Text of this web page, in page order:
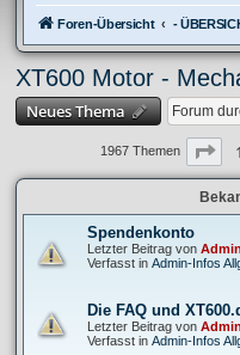
Foren-Übersicht
XT600 Motor -
Neues Thema
1967 Themen 1
Spendenkonto
Letzter Beitrag von Admin
Verfasst in Admin-Infos
Die FAQ und
Letzter Beitrag von Admin
Verfasst in Admin-Infos